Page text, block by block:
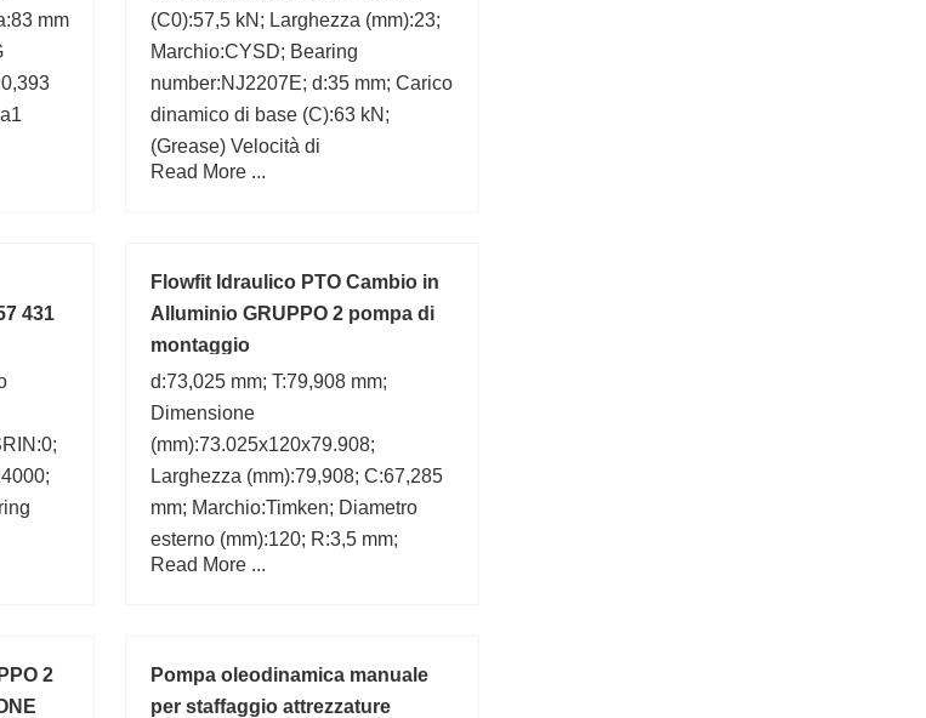
mm
(C0):57,5 kN; Larghezza (mm):23;
Marchio:CYSD; Bearing
number:NJ2207E; d:35 mm; Carico
dinamico di base (C):63 kN;
(Grease) Velocità di
lubrificazione:7500 r/min; Diametro
Read More ...
431
Flowfit Idraulico PTO Cambio in
Alluminio GRUPPO 2 pompa di
montaggio
d:73,025 mm; T:79,908 mm;
Dimensione
(mm):73.025x120x79.908;
Larghezza (mm):79,908; C:67,285
mm; Marchio:Timken; Diametro
esterno (mm):120; R:3,5 mm;
Diametro del foro (mm):73,025;
Read More ...
2
Pompa oleodinamica manuale
per staffaggio attrezzature